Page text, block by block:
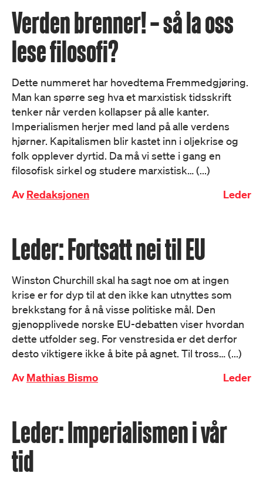
Verden brenner! – så la oss
lese filosofi?
Dette nummeret har hovedtema Fremmedgjøring.
Man kan spørre seg hva et marxistisk tidsskrift
tenker når verden kollapser på alle kanter.
Imperialismen herjer med land på alle verdens
hjørner. Kapitalismen blir kastet inn i oljekrise og
folk opplever dyrtid. Da må vi sette i gang en
filosofisk sirkel og studere marxistisk… (...)
AvRedaksjonen Leder
Leder: Fortsatt nei til EU
Winston Churchill skal ha sagt noe om at ingen
krise er for dyp til at den ikke kan utnyttes som
brekkstang for å nå visse politiske mål. Den
gjenopplivede norske EU-debatten viser hvordan
dette utfolder seg. For venstresida er det derfor
desto viktigere ikke å bite på agnet. Til tross… (...)
AvMathias Bismo Leder
Leder: Imperialismen i vår
tid